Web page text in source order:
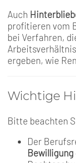
Auch
profitieren vom
bei Verfahren,
ergeben, wie
Wichtige
Bitte beachten
Der
Bewilligung